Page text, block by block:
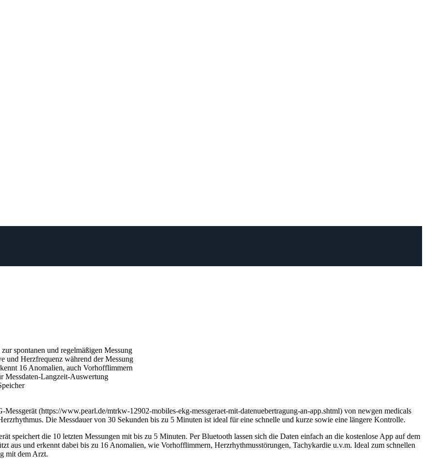
spontanen und regelmäßigen Messung
Herzfrequenz während der Messung
16 Anomalien, auch Vorhofflimmern
Messdaten-Langzeit-Auswertung
(https://www.pearl.de/mtrkw-12902-mobiles-ekg-messgeraet-mit-datenuebertragung-an-app.shtml) von newgen medicals
Die Messdauer von 30 Sekunden bis zu 5 Minuten ist ideal für eine schnelle und kurze sowie eine längere Kontrolle.
speichert die 10 letzten Messungen mit bis zu 5 Minuten. Per Bluetooth lassen sich die Daten einfach an die kostenlose App auf dem
aus und erkennt dabei bis zu 16 Anomalien, wie Vorhofflimmern, Herzrhythmusstörungen, Tachykardie u.v.m. Ideal zum schnellen
mit dem Arzt.